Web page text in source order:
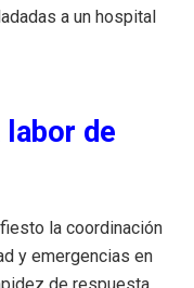
a un hospital
de
la coordinación
y emergencias en